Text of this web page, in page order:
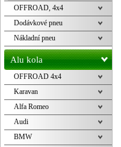
OFFROAD, 4x4
Dodávkové pneu
Nákladní pneu
Alu kola
OFFROAD 4x4
Karavan
Alfa Romeo
Audi
BMW